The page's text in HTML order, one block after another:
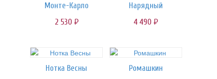
Монте-Карло
2 530 руб.
Нарядный
4 490 руб.
Нотка Весны
Ромашкин